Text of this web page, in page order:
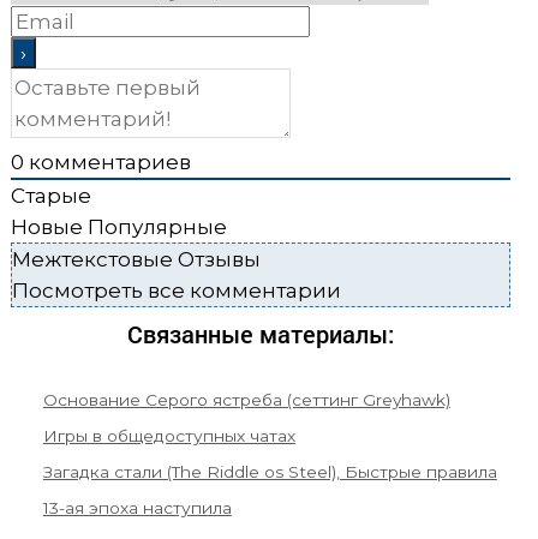
0 комментариев
Старые
Новые Популярные
Межтекстовые Отзывы
Посмотреть все комментарии
Связанные материалы:
Основание Серого ястреба (сеттинг Greyhawk)
Игры в общедоступных чатах
Загадка стали (The Riddle os Steel), Быстрые правила
13-ая эпоха наступила